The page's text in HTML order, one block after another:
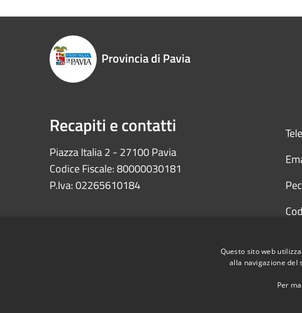
Provincia di Pavia
Recapiti e contatti
Piazza Italia 2 - 27100 Pavia
Codice Fiscale: 80000030181
P.Iva: 02265610184
Questo sito web
alla navigazione del
Per